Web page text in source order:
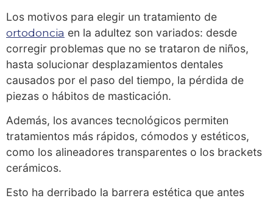
Los motivos para elegir un tratamiento de
ortodoncia en la adultez son variados: desde
corregir problemas que no se trataron de niños,
hasta solucionar desplazamientos dentales
causados por el paso del tiempo, la pérdida de
piezas o hábitos de masticación.
Además, los avances tecnológicos permiten
tratamientos más rápidos, cómodos y estéticos,
como los alineadores transparentes o los brackets
cerámicos.
Esto ha derribado la barrera estética que antes